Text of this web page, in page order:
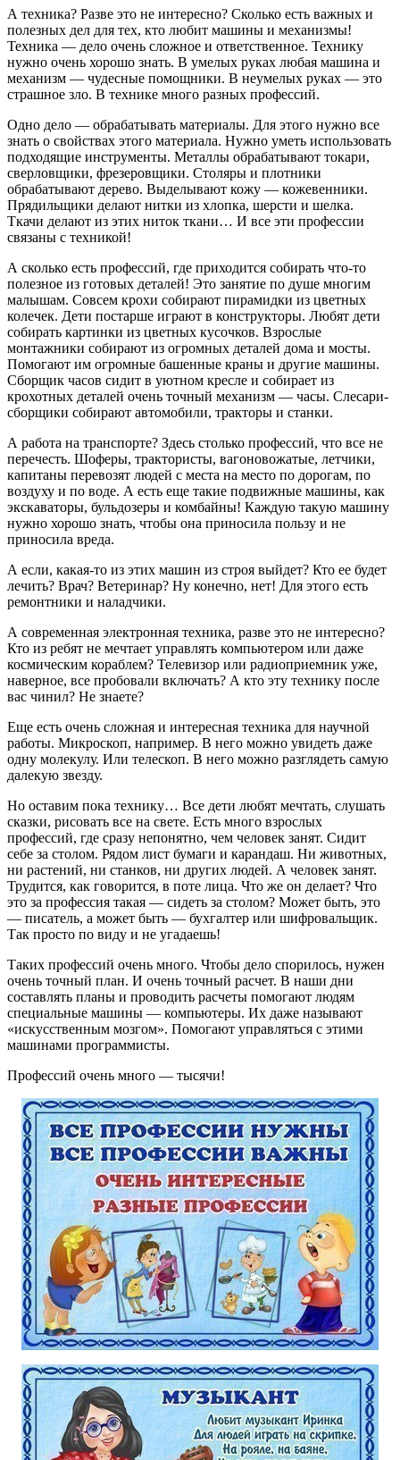
А техника? Разве это не интересно? Сколько есть важных и
полезных дел для тех, кто любит машины и механизмы!
Техника — дело очень сложное и ответственное. Технику
нужно очень хорошо знать. В умелых руках любая машина и
механизм — чудесные помощники. В неумелых руках — это
страшное зло. В технике много разных профессий.
Одно дело — обрабатывать материалы. Для этого нужно все
знать о свойствах этого материала. Нужно уметь использовать
подходящие инструменты. Металлы обрабатывают токари,
сверловщики, фрезеровщики. Столяры и плотники
обрабатывают дерево. Выделывают кожу — кожевенники.
Прядильщики делают нитки из хлопка, шерсти и шелка.
Ткачи делают из этих ниток ткани… И все эти профессии
связаны с техникой!
А сколько есть профессий, где приходится собирать что-то
полезное из готовых деталей! Это занятие по душе многим
малышам. Совсем крохи собирают пирамидки из цветных
колечек. Дети постарше играют в конструкторы. Любят дети
собирать картинки из цветных кусочков. Взрослые
монтажники собирают из огромных деталей дома и мосты.
Помогают им огромные башенные краны и другие машины.
Сборщик часов сидит в уютном кресле и собирает из
крохотных деталей очень точный механизм — часы. Слесари-
сборщики собирают автомобили, тракторы и станки.
А работа на транспорте? Здесь столько профессий, что все не
перечесть. Шоферы, трактористы, вагоновожатые, летчики,
капитаны перевозят людей с места на место по дорогам, по
воздуху и по воде. А есть еще такие подвижные машины, как
экскаваторы, бульдозеры и комбайны! Каждую такую машину
нужно хорошо знать, чтобы она приносила пользу и не
приносила вреда.
А если, какая-то из этих машин из строя выйдет? Кто ее будет
лечить? Врач? Ветеринар? Ну конечно, нет! Для этого есть
ремонтники и наладчики.
А современная электронная техника, разве это не интересно?
Кто из ребят не мечтает управлять компьютером или даже
космическим кораблем? Телевизор или радиоприемник уже,
наверное, все пробовали включать? А кто эту технику после
вас чинил? Не знаете?
Еще есть очень сложная и интересная техника для научной
работы. Микроскоп, например. В него можно увидеть даже
одну молекулу. Или телескоп. В него можно разглядеть самую
далекую звезду.
Но оставим пока технику… Все дети любят мечтать, слушать
сказки, рисовать все на свете. Есть много взрослых
профессий, где сразу непонятно, чем человек занят. Сидит
себе за столом. Рядом лист бумаги и карандаш. Ни животных,
ни растений, ни станков, ни других людей. А человек занят.
Трудится, как говорится, в поте лица. Что же он делает? Что
это за профессия такая — сидеть за столом? Может быть, это
— писатель, а может быть — бухгалтер или шифровальщик.
Так просто по виду и не угадаешь!
Таких профессий очень много. Чтобы дело спорилось, нужен
очень точный план. И очень точный расчет. В наши дни
составлять планы и проводить расчеты помогают людям
специальные машины — компьютеры. Их даже называют
«искусственным мозгом». Помогают управляться с этими
машинами программисты.
Профессий очень много — тысячи!